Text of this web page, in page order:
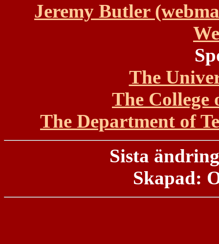
Jeremy Butler
The
The College
The Department of
Sista
Skapad: